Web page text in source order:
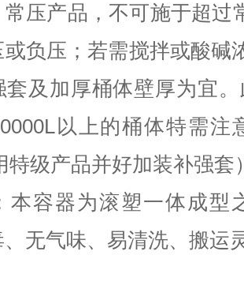
压产品，不可施于超过
负压；若需搅拌或酸碱
套及加厚桶体壁厚为宜
以上的桶体特需注
特级产品并好加装补强套
本容器为滚塑一体成型
无气味、易清洗、搬运